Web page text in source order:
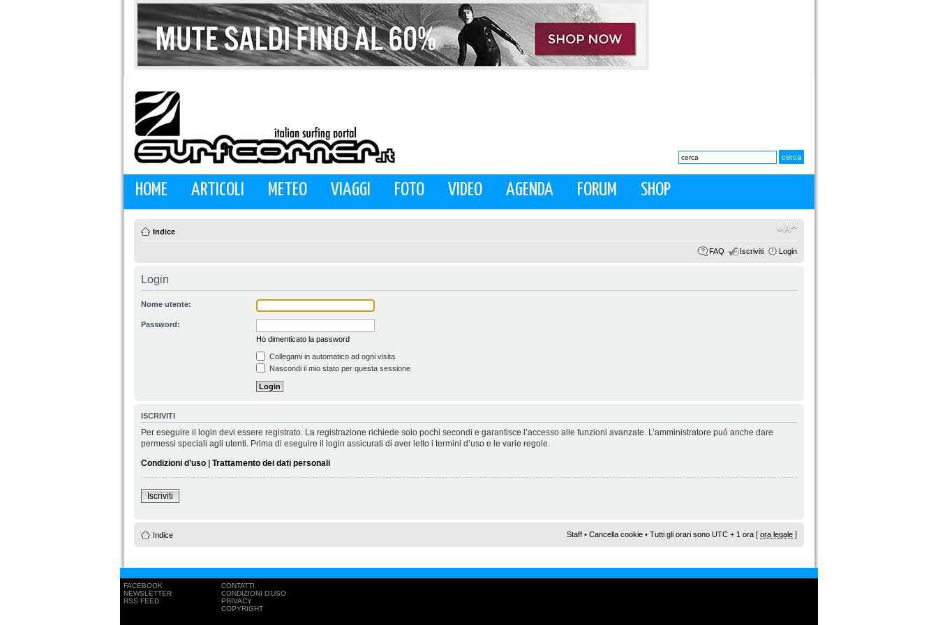
HOME ARTICOLI METEO VIAGGI FOTO VIDEO AGENDA FORUM SHOP
Indice
FAQ Iscriviti Login
Login
Nome utente:
Password:
Ho dimenticato la password
Collegami in automatico ad ogni visita
Nascondi il mio stato per questa sessione
ISCRIVITI
Per eseguire il login devi essere registrato. La registrazione richiede solo pochi secondi e garantisce l’accesso alle funzioni avanzate. L’amministratore puó anche dare
permessi speciali agli utenti. Prima di eseguire il login assicurati di aver letto i termini d’uso e le varie regole.
Condizioni d’uso | Trattamento dei dati personali
Iscriviti
Indice Staff • Cancella cookie • Tutti gli orari sono UTC + 1 ora [ ora legale ]
FACEBOOK
NEWSLETTER
RSS FEED
CONTATTI
CONDIZIONI D'USO
PRIVACY
COPYRIGHT